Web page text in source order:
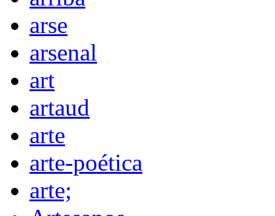
arse
arsenal
art
artaud
arte
arte-poética
arte;